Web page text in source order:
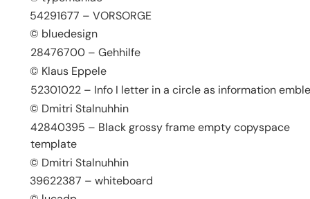
54291677 – VORSORGE
© bluedesign
28476700 – Gehhilfe
© Klaus Eppele
52301022 – Info I letter in a circle as information
© Dmitri Stalnuhhin
42840395 – Black grossy frame empty copyspace
template
© Dmitri Stalnuhhin
39622387 – whiteboard